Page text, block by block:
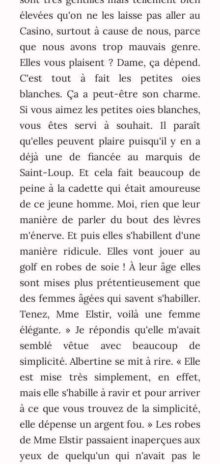
élevées qu'on ne les laisse pas aller au
Casino, surtout à cause de nous, parce
que nous avons trop mauvais genre.
Elles vous plaisent ? Dame, ça dépend.
C'est tout à fait les petites oies
blanches. Ça a peut-être son charme.
Si vous aimez les petites oies blanches,
vous êtes servi à souhait. Il paraît
qu'elles peuvent plaire puisqu'il y en a
déjà une de fiancée au marquis de
Saint-Loup. Et cela fait beaucoup de
peine à la cadette qui était amoureuse
de ce jeune homme. Moi, rien que leur
manière de parler du bout des lèvres
m'énerve. Et puis elles s'habillent d'une
manière ridicule. Elles vont jouer au
golf en robes de soie ! À leur âge elles
sont mises plus prétentieusement que
des femmes âgées qui savent s'habiller.
Tenez, Mme Elstir, voilà une femme
élégante. » Je répondis qu'elle m'avait
semblé vêtue avec beaucoup de
simplicité. Albertine se mit à rire. « Elle
est mise très simplement, en effet,
mais elle s'habille à ravir et pour arriver
à ce que vous trouvez de la simplicité,
elle dépense un argent fou. » Les robes
de Mme Elstir passaient inaperçues aux
yeux de quelqu'un qui n'avait pas le